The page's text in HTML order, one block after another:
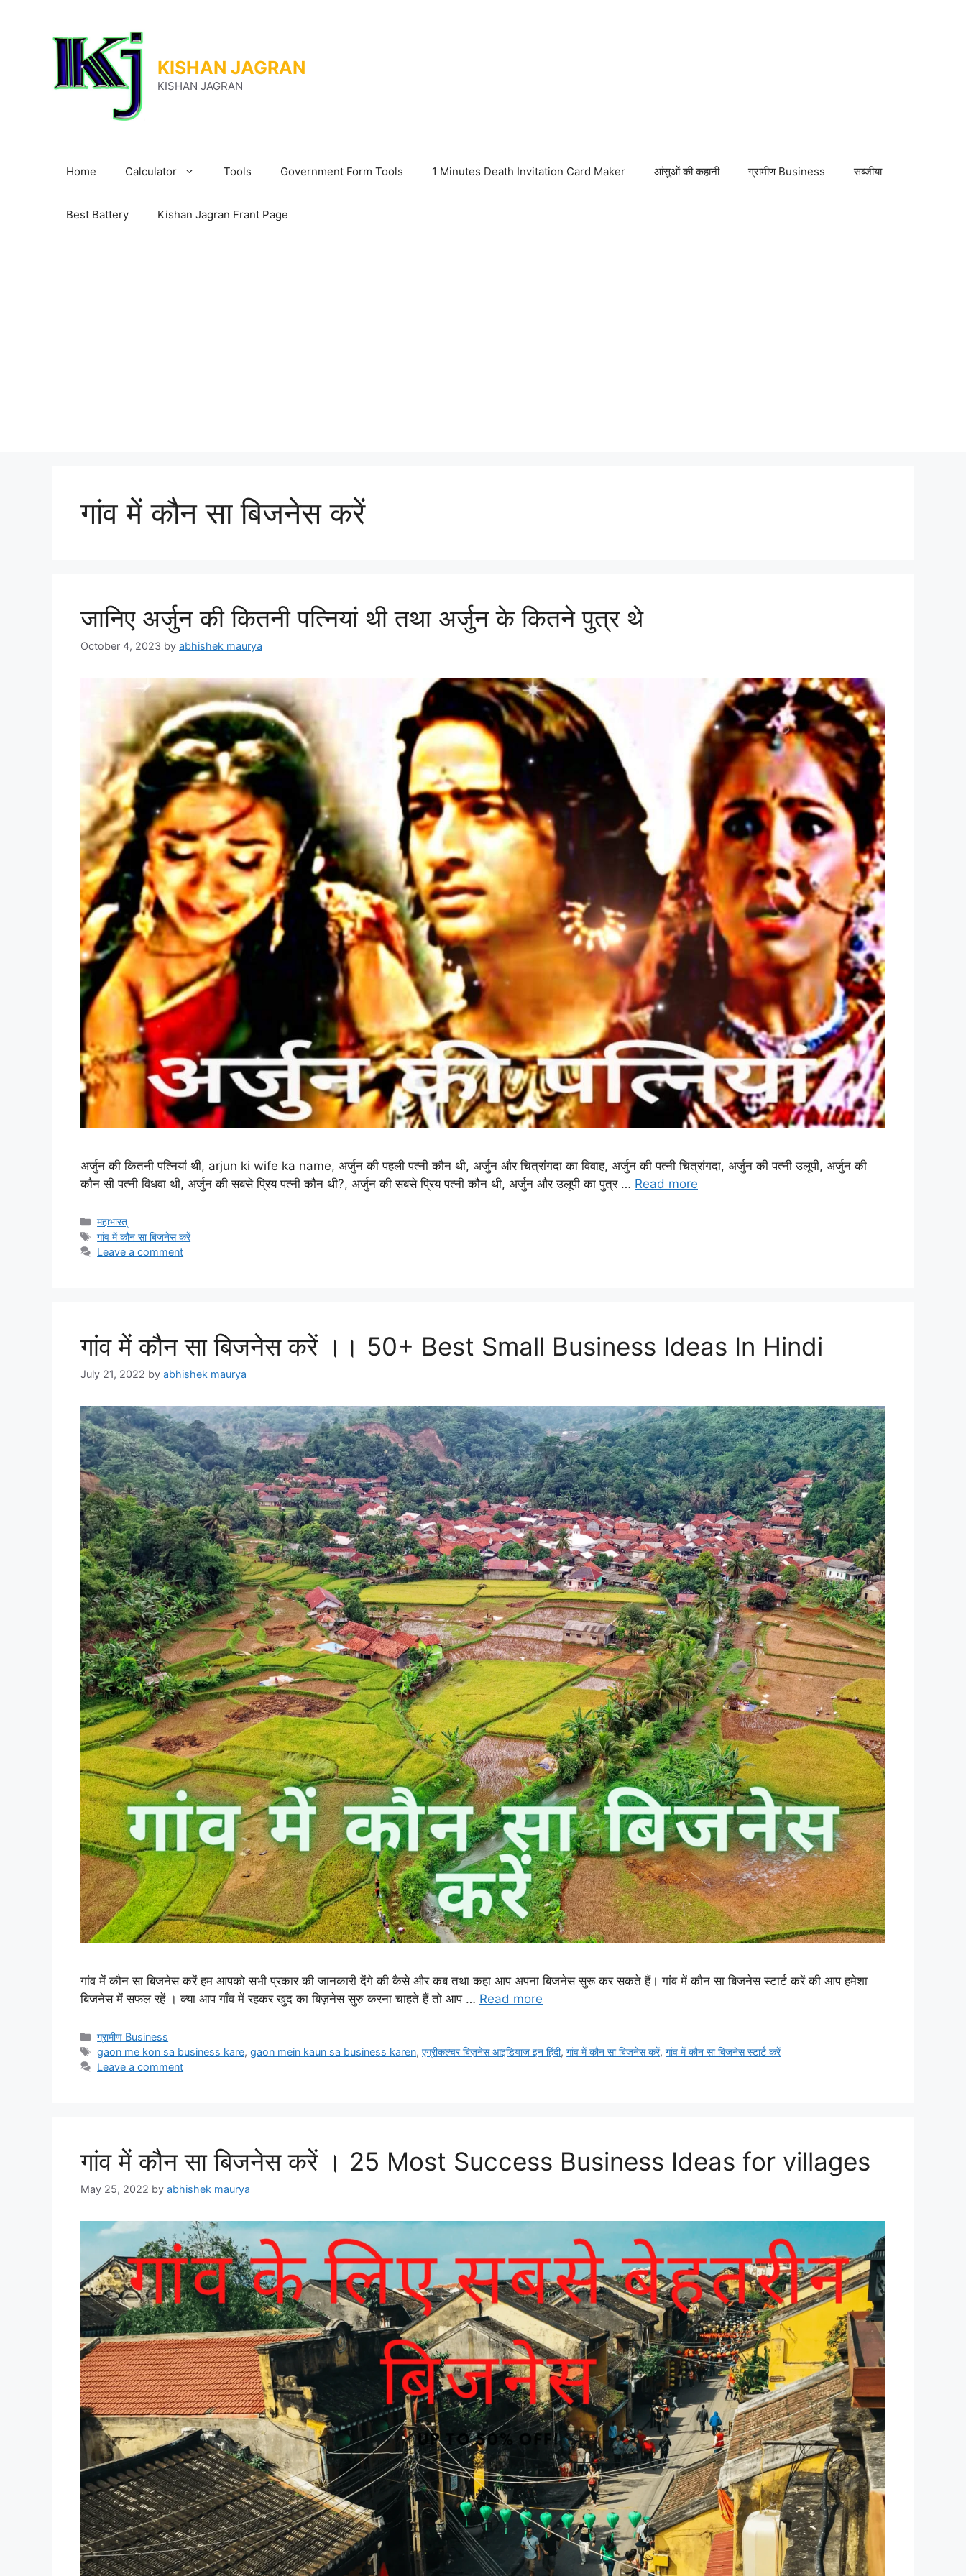
KISHAN JAGRAN
KISHAN JAGRAN
Home Calculator Tools Government Form Tools 1 Minutes Death Invitation Card Maker आंसुओं की कहानी ग्रामीण Business सब्जीया
Best Battery Kishan Jagran Frant Page
गांव में कौन सा बिजनेस करें
जानिए अर्जुन की कितनी पत्नियां थी तथा अर्जुन के कितने पुत्र थे
October 4, 2023 by abhishek maurya
अर्जुन की कितनी पत्नियां थी, arjun ki wife ka name, अर्जुन की पहली पत्नी कौन थी, अर्जुन और चित्रांगदा का विवाह, अर्जुन की पत्नी चित्रांगदा, अर्जुन की पत्नी उलूपी, अर्जुन की
कौन सी पत्नी विधवा थी, अर्जुन की सबसे प्रिय पत्नी कौन थी?, अर्जुन की सबसे प्रिय पत्नी कौन थी, अर्जुन और उलूपी का पुत्र … Read more
Categories
महाभारत्
Tags
गांव में कौन सा बिजनेस करें
Leave a comment
गांव में कौन सा बिजनेस करें ।। 50+ Best Small Business Ideas In Hindi
July 21, 2022 by abhishek maurya
गांव में कौन सा बिजनेस करें हम आपको सभी प्रकार की जानकारी देंगे की कैसे और कब तथा कहा आप अपना बिजनेस सुरू कर सकते हैं। गांव में कौन सा बिजनेस स्टार्ट करें की आप हमेशा
बिजनेस में सफल रहें । क्या आप गाँव में रहकर खुद का बिज़नेस सुरु करना चाहते हैं तो आप … Read more
Categories
ग्रामीण Business
Tags
gaon me kon sa business kare,gaon mein kaun sa business karen,एग्रीकल्चर बिज़नेस आइडियाज इन हिंदी,गांव में कौन सा बिजनेस करें,गांव में कौन सा बिजनेस स्टार्ट करें
Leave a comment
गांव में कौन सा बिजनेस करें । 25 Most Success Business Ideas for villages
May 25, 2022 by abhishek maurya